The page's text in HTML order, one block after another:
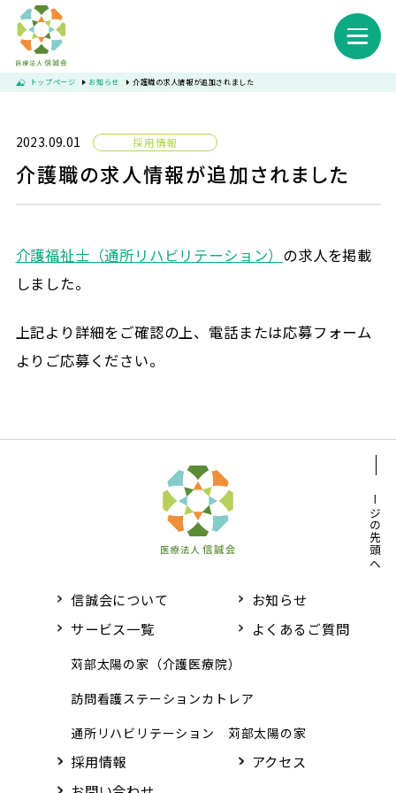
信誠会について
サービス一覧
訪問看護ステーションカトレア
よくあるご質問
お問い合わせ
トップページ お知らせ 介護職の求人情報が追加されました
2023.09.01 採用情報
介護職の求人情報が追加されました
介護福祉士（通所リハビリテーション） の求人を掲載
しました。
上記より詳細をご確認の上、電話または応募フォーム
よりご応募ください。
信誠会について
お知らせ
サービス一覧
苅部太陽の家（介護医療院）
訪問看護ステーションカトレア
通所リハビリテーション 苅部太陽の家
よくあるご質問
採用情報
アクセス
ページの先頭へ